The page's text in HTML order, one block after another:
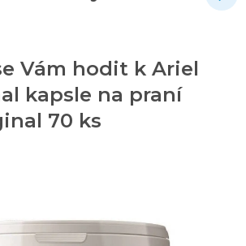
Vám hodit k Ariel
kapsle na praní
70 ks